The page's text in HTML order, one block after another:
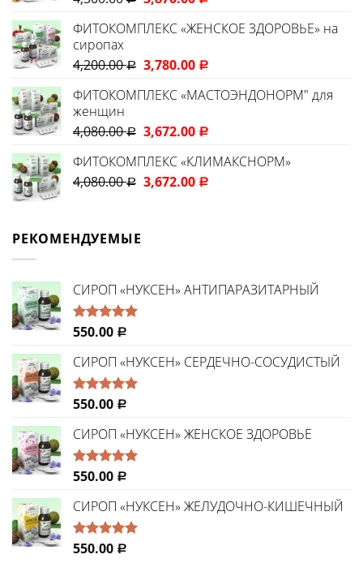
ФИТОКОМПЛЕКС «ЖЕНСКОЕ ЗДОРОВЬЕ» на
сиропах
4,200.00Р 3,780.00 Р
ФИТОКОМПЛЕКС «МАСТОЭНДОНОРМ" для
женщин
4,080.00Р 3,672.00 Р
ФИТОКОМПЛЕКС «КЛИМАКСНОРМ»
4,080.00Р 3,672.00 Р
РЕКОМЕНДУЕМЫЕ
CИРОП «НУКСЕН» АНТИПАРАЗИТАРНЫЙ
Оценка
550.00 Р
СИРОП «НУКСЕН» СЕРДЕЧНО-СОСУДИСТЫЙ
Оценка
550.00 Р
СИРОП «НУКСЕН» ЖЕНСКОЕ ЗДОРОВЬЕ
Оценка
550.00 Р
СИРОП «НУКСЕН» ЖЕЛУДОЧНО-КИШЕЧНЫЙ
Оценка
550.00 Р